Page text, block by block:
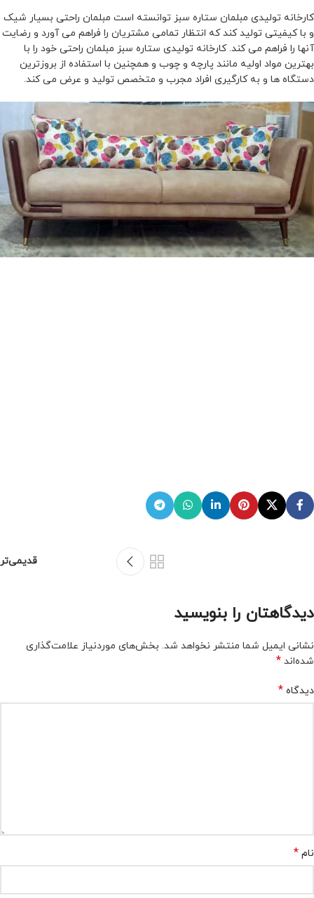
کارخانه تولیدی مبلمان ستاره سبز توانسته است مبلمان راحتی بسیار شیک
و با کیفیتی تولید کند که انتظار تمامی مشتریان را فراهم می آورد و رضایت
آنها را فراهم می کند. کارخانه تولیدی ستاره سبز مبلمان راحتی خود را با
بهترین مواد اولیه مانند پارچه و چوب و همچنین با استفاده از بروزترین
دستگاه ها و به کارگیری افراد مجرب و متخصص تولید و عرض می کند.
قدیمی‌تر
دیدگاهتان را بنویسید
نشانی ایمیل شما منتشر نخواهد شد. بخش‌های موردنیاز علامت‌گذاری
شده‌اند *
دیدگاه *
نام *